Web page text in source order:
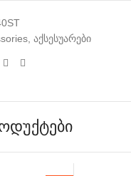
, აქსესუარები